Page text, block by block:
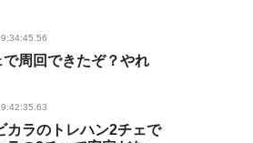
周回できたぞ？やれ
カラのトレハン2チェで